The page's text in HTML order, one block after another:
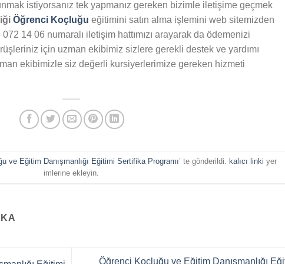
istiyorsanız tek yapmanız gereken bizimle iletişime geçmek
Öğrenci Koçluğu eğitimini satın alma işlemini web sitemizden
14 06 numaralı iletişim hattımızı arayarak da ödemenizi
için uzman ekibimiz sizlere gerekli destek ve yardımı
ekibimizle siz değerli kursiyerlerimize gereken hizmeti
ve Eğitim Danışmanlığı Eğitimi Sertifika Programı’ te gönderildi. kalıcı linki yer
imlerine ekleyin.
Öğrenci Koçluğu ve Eğitim Danışmanlığı